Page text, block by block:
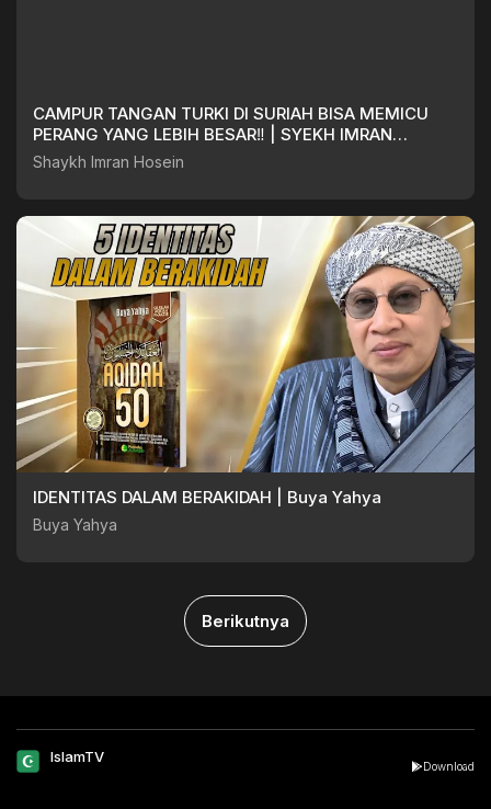
CAMPUR TANGAN TURKI DI SURIAH BISA MEMICU
PERANG YANG LEBIH BESAR‼️ | SYEKH IMRAN
HOSEIN
Shaykh Imran Hosein
IDENTITAS DALAM BERAKIDAH | Buya Yahya
Buya Yahya
Berikutnya
IslamTV
Download